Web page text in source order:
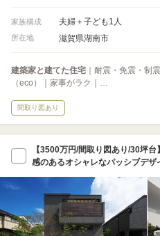
家族構成 夫婦＋子ども1人
所在地 滋賀県湖南市
建築家と建てた住宅 ｜耐震・免震・制
（eco）｜家事がラク｜…
間取り図あり
【3500万円/間取り図あり/30坪
感のあるオシャレなパッシブデザ